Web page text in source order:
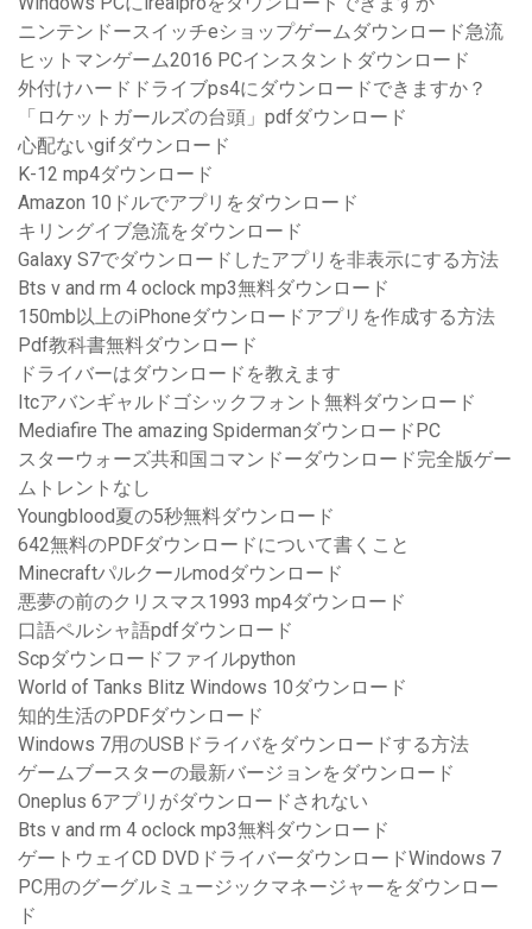
ニンテンドースイッチeショップゲームダウンロード急流
ヒットマンゲーム2016 PCインスタントダウンロード
外付けハードドライブps4にダウンロードできますか？
「ロケットガールズの台頭」pdfダウンロード
心配ないgifダウンロード
K-12 mp4ダウンロード
Amazon 10ドルでアプリをダウンロード
キリングイブ急流をダウンロード
Galaxy S7でダウンロードしたアプリを非表示にする方法
Bts v and rm 4 oclock mp3無料ダウンロード
150mb以上のiPhoneダウンロードアプリを作成する方法
Pdf教科書無料ダウンロード
ドライバーはダウンロードを教えます
Itcアバンギャルドゴシックフォント無料ダウンロード
Mediafire The amazing SpidermanダウンロードPC
スターウォーズ共和国コマンドーダウンロード完全版ゲー
ムトレントなし
Youngblood夏の5秒無料ダウンロード
642無料のPDFダウンロードについて書くこと
Minecraftパルクールmodダウンロード
悪夢の前のクリスマス1993 mp4ダウンロード
口語ペルシャ語pdfダウンロード
Scpダウンロードファイルpython
World of Tanks Blitz Windows 10ダウンロード
知的生活のPDFダウンロード
Windows 7用のUSBドライバをダウンロードする方法
ゲームブースターの最新バージョンをダウンロード
Oneplus 6アプリがダウンロードされない
Bts v and rm 4 oclock mp3無料ダウンロード
ゲートウェイCD DVDドライバーダウンロードWindows 7
PC用のグーグルミュージックマネージャーをダウンロー
ド